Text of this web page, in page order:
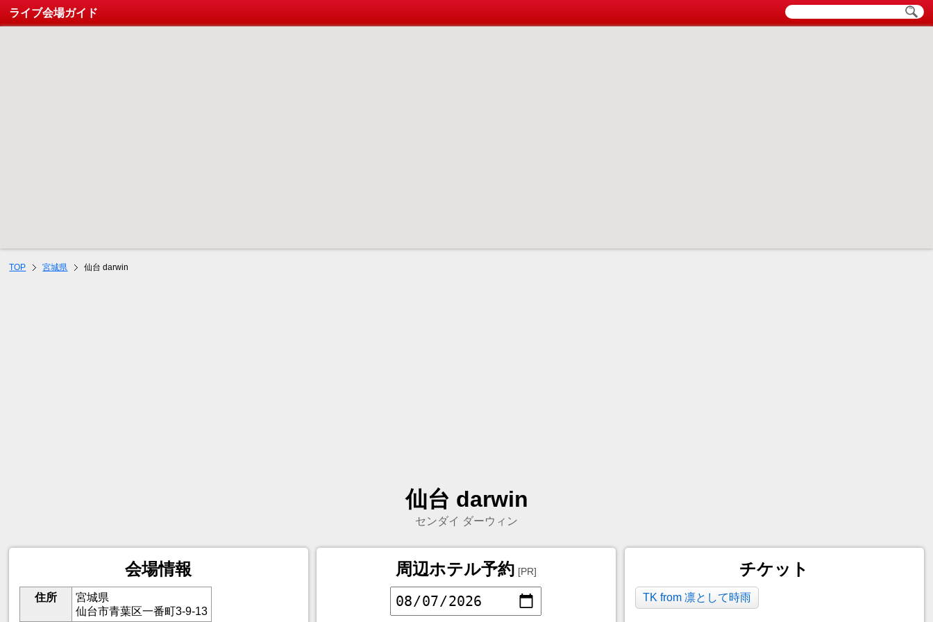
ライブ会場ガイド
TOP 宮城県 仙台 darwin
仙台 darwin
センダイ ダーウィン
会場情報
住所
宮城県
仙台市青葉区一番町3-9-13
周辺ホテル予約 [PR] チケット
TK from 凛として時雨